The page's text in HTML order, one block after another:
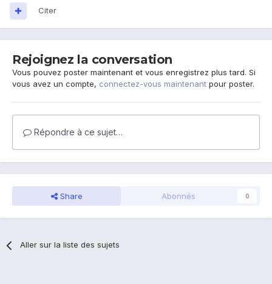
Citer
Rejoignez la conversation
Vous pouvez poster maintenant et vous enregistrez plus tard. Si
vous avez un compte, connectez-vous maintenant pour poster.
Répondre à ce sujet…
Share Abonnés 0
Aller sur la liste des sujets